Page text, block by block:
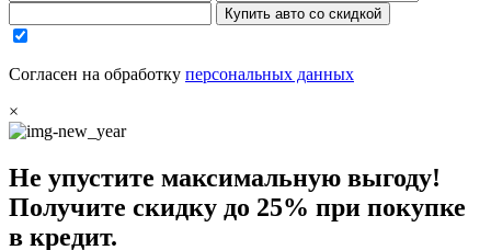
Купить авто со скидкой
Согласен на обработку персональных данных
×
Не упустите максимальную выгоду!
Получите скидку до 25% при покупке
в кредит.